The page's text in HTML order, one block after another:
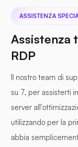
ASSISTENZA
Assistenza
RDP
Il nostro team di
su 7, per assisterti
server
utilizzando per la
abbia